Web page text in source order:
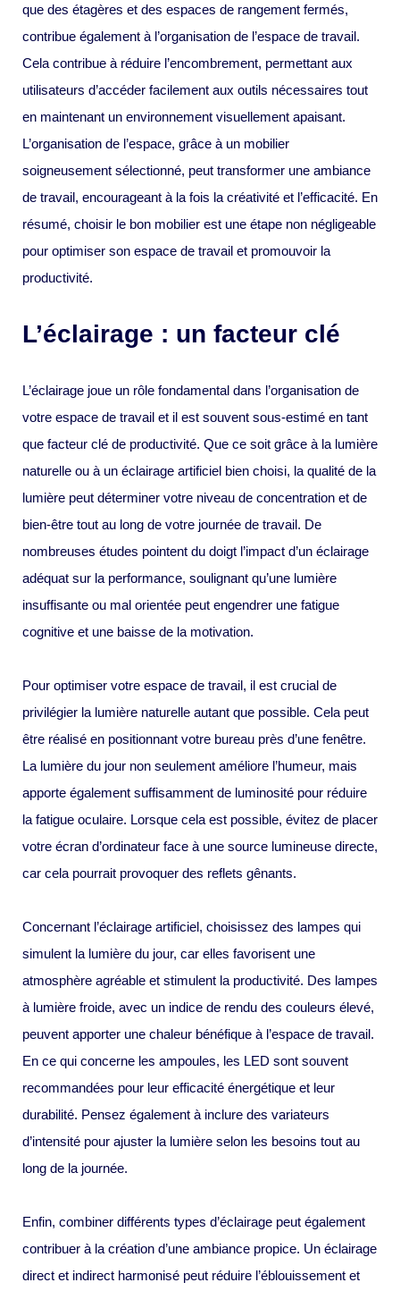
que des étagères et des espaces de rangement fermés,
contribue également à l’organisation de l’espace de travail.
Cela contribue à réduire l’encombrement, permettant aux
utilisateurs d’accéder facilement aux outils nécessaires tout
en maintenant un environnement visuellement apaisant.
L’organisation de l’espace, grâce à un mobilier
soigneusement sélectionné, peut transformer une ambiance
de travail, encourageant à la fois la créativité et l’efficacité. En
résumé, choisir le bon mobilier est une étape non négligeable
pour optimiser son espace de travail et promouvoir la
productivité.
L’éclairage : un facteur clé
L’éclairage joue un rôle fondamental dans l’organisation de
votre espace de travail et il est souvent sous-estimé en tant
que facteur clé de productivité. Que ce soit grâce à la lumière
naturelle ou à un éclairage artificiel bien choisi, la qualité de la
lumière peut déterminer votre niveau de concentration et de
bien-être tout au long de votre journée de travail. De
nombreuses études pointent du doigt l’impact d’un éclairage
adéquat sur la performance, soulignant qu’une lumière
insuffisante ou mal orientée peut engendrer une fatigue
cognitive et une baisse de la motivation.
Pour optimiser votre espace de travail, il est crucial de
privilégier la lumière naturelle autant que possible. Cela peut
être réalisé en positionnant votre bureau près d’une fenêtre.
La lumière du jour non seulement améliore l’humeur, mais
apporte également suffisamment de luminosité pour réduire
la fatigue oculaire. Lorsque cela est possible, évitez de placer
votre écran d’ordinateur face à une source lumineuse directe,
car cela pourrait provoquer des reflets gênants.
Concernant l’éclairage artificiel, choisissez des lampes qui
simulent la lumière du jour, car elles favorisent une
atmosphère agréable et stimulent la productivité. Des lampes
à lumière froide, avec un indice de rendu des couleurs élevé,
peuvent apporter une chaleur bénéfique à l’espace de travail.
En ce qui concerne les ampoules, les LED sont souvent
recommandées pour leur efficacité énergétique et leur
durabilité. Pensez également à inclure des variateurs
d’intensité pour ajuster la lumière selon les besoins tout au
long de la journée.
Enfin, combiner différents types d’éclairage peut également
contribuer à la création d’une ambiance propice. Un éclairage
direct et indirect harmonisé peut réduire l’éblouissement et